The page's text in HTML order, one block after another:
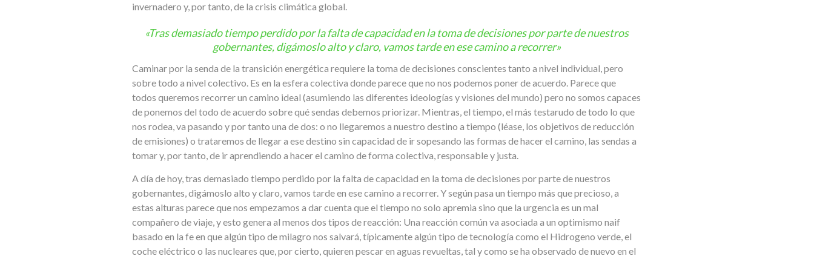
invernadero y, por tanto, de la crisis climática global.
«Tras demasiado tiempo perdido por la falta de capacidad en la toma de decisiones por parte de nuestros
gobernantes, digámoslo alto y claro, vamos tarde en ese camino a recorrer»
Caminar por la senda de la transición energética requiere la toma de decisiones conscientes tanto a nivel individual, pero
sobre todo a nivel colectivo. Es en la esfera colectiva donde parece que no nos podemos poner de acuerdo. Parece que
todos queremos recorrer un camino ideal (asumiendo las diferentes ideologías y visiones del mundo) pero no somos capaces
de ponemos del todo de acuerdo sobre qué sendas debemos priorizar. Mientras, el tiempo, el más testarudo de todo lo que
nos rodea, va pasando y por tanto una de dos: o no llegaremos a nuestro destino a tiempo (léase, los objetivos de reducción
de emisiones) o trataremos de llegar a ese destino sin capacidad de ir sopesando las formas de hacer el camino, las sendas a
tomar y, por tanto, de ir aprendiendo a hacer el camino de forma colectiva, responsable y justa.
A día de hoy, tras demasiado tiempo perdido por la falta de capacidad en la toma de decisiones por parte de nuestros
gobernantes, digámoslo alto y claro, vamos tarde en ese camino a recorrer. Y según pasa un tiempo más que precioso, a
estas alturas parece que nos empezamos a dar cuenta que el tiempo no solo apremia sino que la urgencia es un mal
compañero de viaje, y esto genera al menos dos tipos de reacción: Una reacción común va asociada a un optimismo naif
basado en la fe en que algún tipo de milagro nos salvará, típicamente algún tipo de tecnología como el Hidrogeno verde, el
coche eléctrico o las nucleares que, por cierto, quieren pescar en aguas revueltas, tal y como se ha observado de nuevo en el